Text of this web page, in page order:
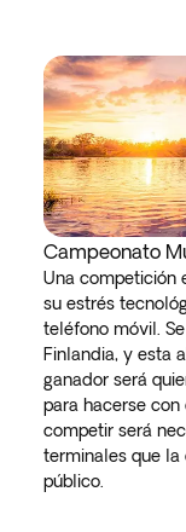
Campeonato
Una competición
su estrés
teléfono móvil.
Finlandia, y esta
ganador será
para hacerse con
competir será
terminales que la
público.